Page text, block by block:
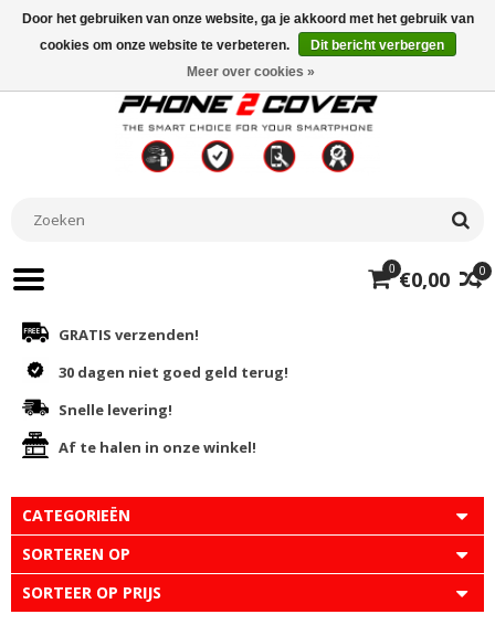
0
0 €0,00
GRATIS verzenden!
30 dagen niet goed geld terug!
Snelle levering!
Af te halen in onze winkel!
CATEGORIEËN
SORTEREN OP
SORTEER OP PRIJS
Door het gebruiken van onze website, ga je akkoord met het gebruik van
cookies om onze website te verbeteren.
Dit bericht verbergen
Meer over cookies »